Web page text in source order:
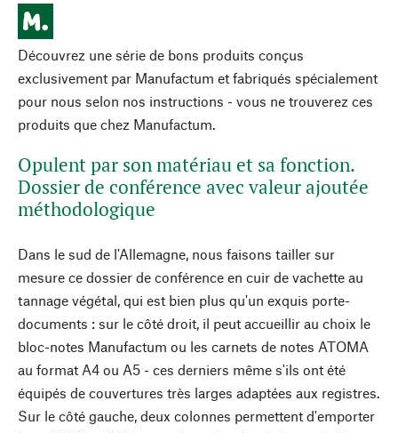
Découvrez une série de bons produits conçus
exclusivement par Manufactum et fabriqués spécialement
pour nous selon nos instructions - vous ne trouverez ces
produits que chez Manufactum.
Opulent par son matériau et sa fonction.
Dossier de conférence avec valeur ajoutée
méthodologique
Dans le sud de l'Allemagne, nous faisons tailler sur
mesure ce dossier de conférence en cuir de vachette au
tannage végétal, qui est bien plus qu'un exquis porte-
documents : sur le côté droit, il peut accueillir au choix le
bloc-notes Manufactum ou les carnets de notes ATOMA
au format A4 ou A5 - ces derniers même s'ils ont été
équipés de couvertures très larges adaptées aux registres.
Sur le côté gauche, deux colonnes permettent d'emporter